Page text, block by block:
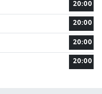
20:00
20:00
20:00
20:00